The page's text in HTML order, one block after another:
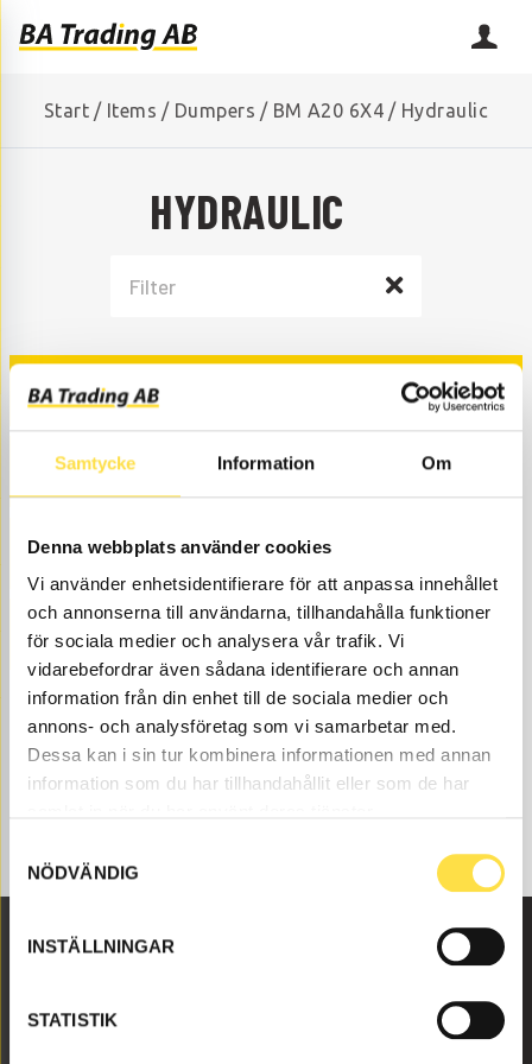
Samtycke Information Om
Denna webbplats använder cookies
Vi använder enhetsidentifierare för att anpassa innehållet
och annonserna till användarna, tillhandahålla funktioner
för sociala medier och analysera vår trafik. Vi
vidarebefordrar även sådana identifierare och annan
information från din enhet till de sociala medier och
annons- och analysföretag som vi samarbetar med.
Dessa kan i sin tur kombinera informationen med annan
information som du har tillhandahållit eller som de har
NÖDVÄNDIG
INSTÄLLNINGAR
STATISTIK
Start / Items / Dumpers / BM A20 6X4 / Hydraulic
HYDRAULIC
HYDRAULIC
HYDRAULIC PUMP
CONTROL SYSTEM
TIPPING CYLINDER